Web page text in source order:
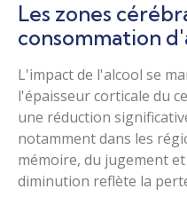
Les zones
consommation
L'impact de l'alcool se
l'épaisseur corticale du
une réduction
notamment dans les
mémoire, du jugement
diminution reflète la